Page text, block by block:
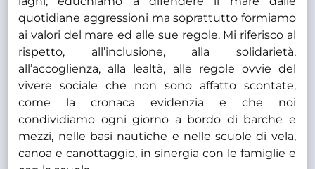
quotidiane aggressioni ma soprattutto formiamo
ai valori del mare ed alle sue regole. Mi riferisco al
rispetto, all’inclusione, alla solidarietà,
all’accoglienza, alla lealtà, alle regole ovvie del
vivere sociale che non sono affatto scontate,
come la cronaca evidenzia e che noi
condividiamo ogni giorno a bordo di barche e
mezzi, nelle basi nautiche e nelle scuole di vela,
canoa e canottaggio, in sinergia con le famiglie e